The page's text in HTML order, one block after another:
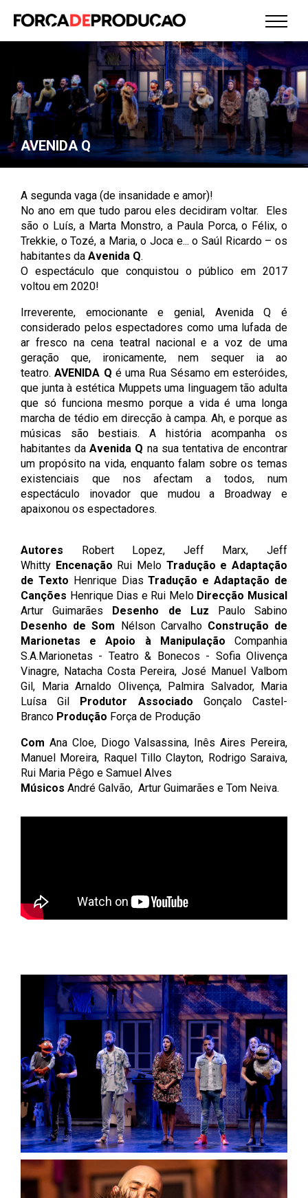
AVENIDA Q
A segunda vaga (de insanidade e amor)!
No ano em que tudo parou eles decidiram voltar. Eles
são o Luís, a Marta Monstro, a Paula Porca, o Félix, o
Trekkie, o Tozé, a Maria, o Joca e... o Saúl Ricardo – os
habitantes da Avenida Q.
O espectáculo que conquistou o público em 2017
voltou em 2020!
Irreverente, emocionante e genial, Avenida Q é
considerado pelos espectadores como uma lufada de
ar fresco na cena teatral nacional e a voz de uma
geração que, ironicamente, nem sequer ia ao
teatro.AVENIDA Q é uma Rua Sésamo em esteróides,
que junta à estética Muppets uma linguagem tão adulta
que só funciona mesmo porque a vida é uma longa
marcha de tédio em direcção à campa. Ah, e porque as
músicas são bestiais. A história acompanha os
habitantes daAvenida Q na sua tentativa de encontrar
um propósito na vida, enquanto falam sobre os temas
existenciais que nos afectam a todos, num
espectáculo inovador que mudou a Broadway e
apaixonou os espectadores.
Autores Robert Lopez, Jeff Marx, Jeff
Whitty Encenação Rui Melo Tradução e Adaptação
de Texto Henrique DiasTradução e Adaptação de
Canções Henrique Dias e Rui Melo Direcção Musical
Artur Guimarães
Desenho de Luz Paulo Sabino
Desenho de Som Nélson Carvalho Construção de
Marionetas e Apoio à Manipulação Companhia
S.A.Marionetas - Teatro & Bonecos - Sofia Olivença
Vinagre, Natacha Costa Pereira, José Manuel Valbom
Gil, Maria Arnaldo Olivença, Palmira Salvador, Maria
Luísa Gil
Produtor Associado Gonçalo Castel-
Branco Produção Força de Produção
Com Ana Cloe, Diogo Valsassina, Inês Aires Pereira,
Manuel Moreira, Raquel Tillo Clayton, Rodrigo Saraiva,
Rui Maria Pêgo e Samuel Alves
Músicos André Galvão, Artur Guimarães e Tom Neiva.